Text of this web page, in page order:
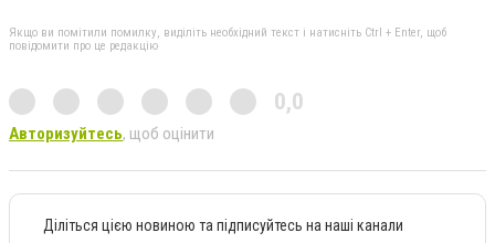
Якщо ви помітили помилку, виділіть необхідний текст і натисніть Ctrl + Enter, щоб
повідомити про це редакцію
0,0
Авторизуйтесь, щоб оцінити
Діліться цією новиною та підписуйтесь на наші канали